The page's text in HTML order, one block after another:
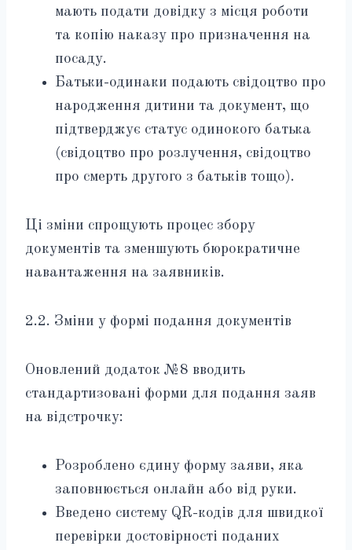
мають подати довідку з місця роботи
та копію наказу про призначення на
посаду.
Батьки-одинаки подають свідоцтво про
народження дитини та документ, що
підтверджує статус одинокого батька
(свідоцтво про розлучення, свідоцтво
про смерть другого з батьків тощо).
Ці зміни спрощують процес збору
документів та зменшують бюрократичне
навантаження на заявників.
2.2. Зміни у формі подання документів
Оновлений додаток №8 вводить
стандартизовані форми для подання заяв
на відстрочку:
Розроблено єдину форму заяви, яка
заповнюється онлайн або від руки.
Введено систему QR-кодів для швидкої
перевірки достовірності поданих